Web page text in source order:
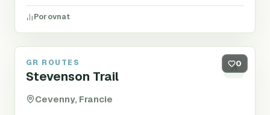
Porovnat
GR70 0
GR ROUTES
Stevenson Trail
Cevenny, Francie